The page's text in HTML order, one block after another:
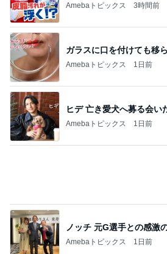
Amebaトピックス 1日前
ヒデ 亡き愛犬へ募る会い
Amebaトピックス 1日前
キツくなってきたスカー
Amebaトピックス 1日前